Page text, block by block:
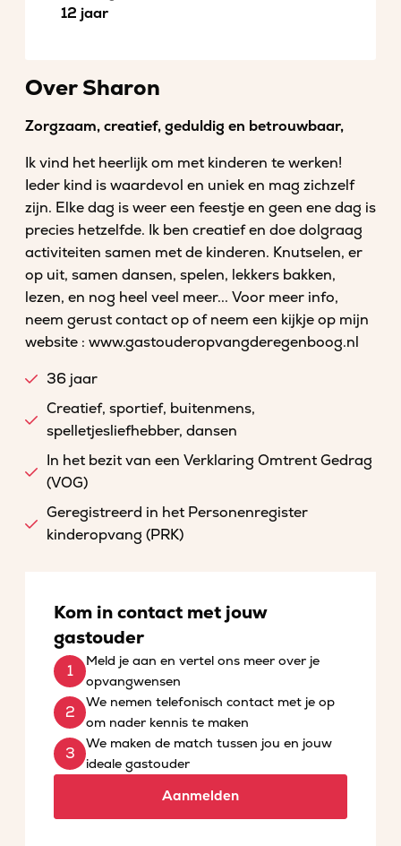
12 jaar
Over Sharon
Zorgzaam, creatief, geduldig en betrouwbaar,
Ik vind het heerlijk om met kinderen te werken!
Ieder kind is waardevol en uniek en mag zichzelf
zijn. Elke dag is weer een feestje en geen ene dag is
precies hetzelfde. Ik ben creatief en doe dolgraag
activiteiten samen met de kinderen. Knutselen, er
op uit, samen dansen, spelen, lekkers bakken,
lezen, en nog heel veel meer... Voor meer info,
neem gerust contact op of neem een kijkje op mijn
website : www.gastouderopvangderegenboog.nl
36 jaar
Creatief, sportief, buitenmens,
spelletjesliefhebber, dansen
In het bezit van een Verklaring Omtrent Gedrag
(VOG)
Geregistreerd in het Personenregister
kinderopvang (PRK)
Kom in contact met jouw
gastouder
Meld je aan en vertel ons meer over je
opvangwensen
We nemen telefonisch contact met je op
om nader kennis te maken
We maken de match tussen jou en jouw
ideale gastouder
Aanmelden